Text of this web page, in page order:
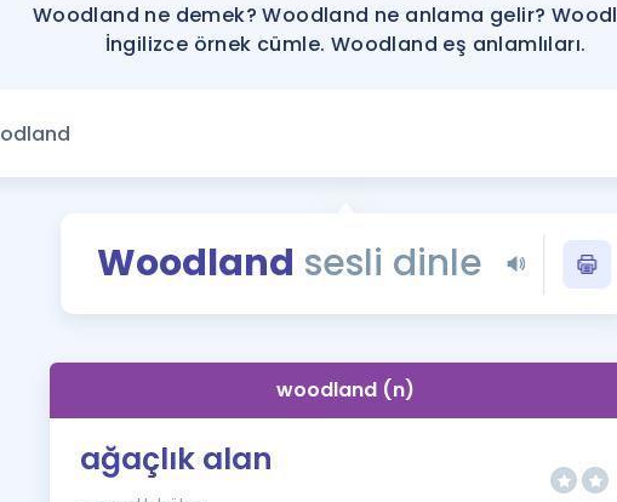
YDS ve YÖKDİL'e
Tüm ÖSYM
YDS - YÖKDİL
İngilizce
Woodland ne demek? Woodland ne anlama gelir?
İngilizce örnek cümle. Woodland eş anlamlıları.
Woodland sesli dinle
woodland (n)
ağaçlık alan